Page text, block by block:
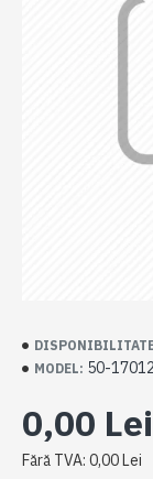
MODEL: 50-
0,00 Lei
Fără TVA: 0,00 Lei